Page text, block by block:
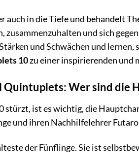
auch in die Tiefe und behandelt
zusammenzuhalten und sich
und Schwächen und
10zu einer inspirierenden und
Wer sind die
stürzt, ist es wichtig, die
und ihren Nachhilfelehrer
der Fünflinge. Sie ist